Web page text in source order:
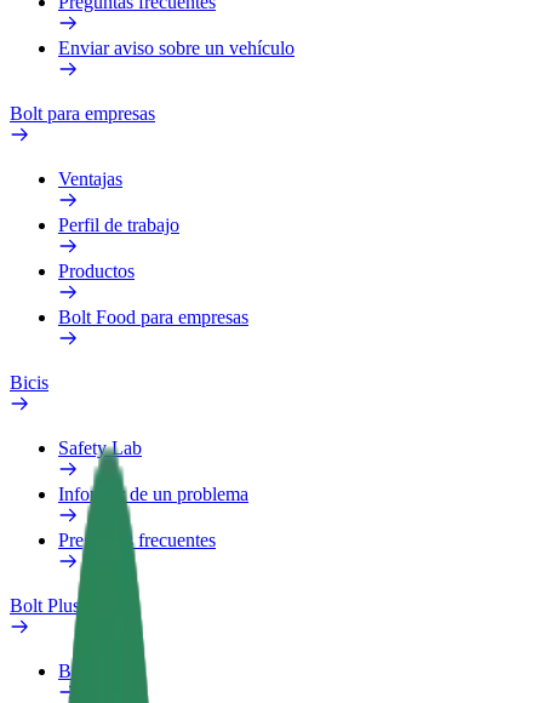
Enviar aviso sobre un vehículo
Bolt para empresas
Ventajas
Perfil de trabajo
Productos
Bolt Food para empresas
Bicis
Safety Lab
Informar de un problema
Preguntas frecuentes
Bolt Plus
Beneficios